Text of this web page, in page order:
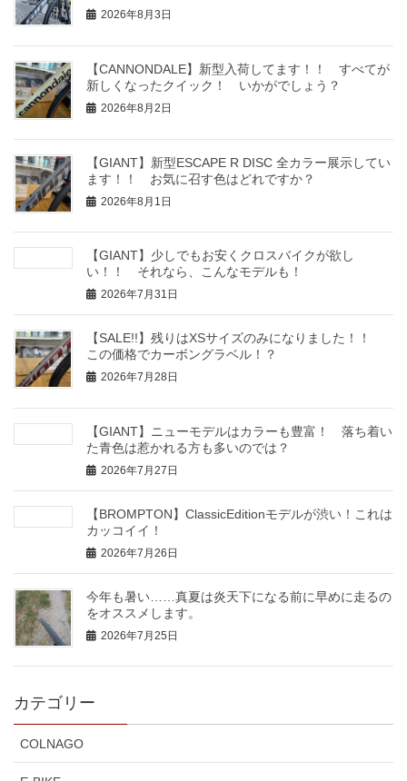
2026年8月3日
【CANNONDALE】新型入荷してます！！ すべてが
新しくなったクイック！ いかがでしょう？
2026年8月2日
【GIANT】新型ESCAPE R DISC 全カラー展示してい
ます！！ お気に召す色はどれですか？
2026年8月1日
【GIANT】少しでもお安くクロスバイクが欲し
い！！ それなら、こんなモデルも！
2026年7月31日
【SALE!!】残りはXSサイズのみになりました！！
この価格でカーボングラベル！？
2026年7月28日
【GIANT】ニューモデルはカラーも豊富！ 落ち着い
た青色は惹かれる方も多いのでは？
2026年7月27日
【BROMPTON】ClassicEditionモデルが渋い！これは
カッコイイ！
2026年7月26日
今年も暑い……真夏は炎天下になる前に早めに走るの
をオススメします。
2026年7月25日
カテゴリー
COLNAGO